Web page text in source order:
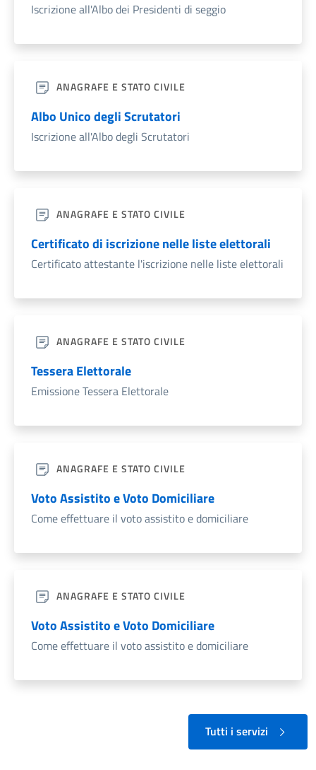
Iscrizione all'Albo dei Presidenti di seggio
ANAGRAFE E STATO CIVILE
Albo Unico degli Scrutatori
Iscrizione all'Albo degli Scrutatori
ANAGRAFE E STATO CIVILE
Certificato di iscrizione nelle liste elettorali
Certificato attestante l'iscrizione nelle liste elettorali
ANAGRAFE E STATO CIVILE
Tessera Elettorale
Emissione Tessera Elettorale
ANAGRAFE E STATO CIVILE
Voto Assistito e Voto Domiciliare
Come effettuare il voto assistito e domiciliare
ANAGRAFE E STATO CIVILE
Voto Assistito e Voto Domiciliare
Come effettuare il voto assistito e domiciliare
Tutti i servizi